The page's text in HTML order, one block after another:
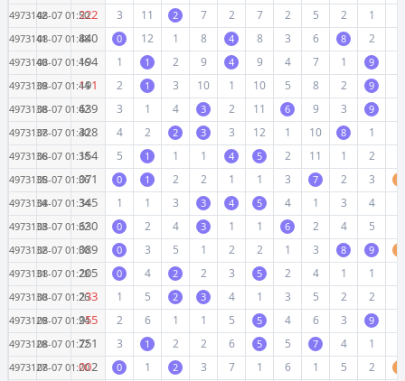
497314208-07 01:50
222 3 11 2 7 2 7 2 5 2 1
497314108-07 01:48
840 0 12 1 8 4 8 3 6 8 2
497314008-07 01:46
194 1 1 2 9 4 9 4 7 1 9
497313908-07 01:44
191 2 1 3 10 1 10 5 8 2 9
497313808-07 01:42
639 3 1 4 3 2 11 6 9 3 9
497313708-07 01:40
328 4 2 2 3 3 12 1 10 8 1
497313608-07 01:38
154 5 1 1 1 4 5 2 11 1 2
497313508-07 01:36
071 0 1 2 2 1 1 3 7 2 3
497313408-07 01:34
345 1 1 3 3 4 5 4 1 3 4
497313308-07 01:32
630 0 2 4 3 1 1 6 2 4 5
497313208-07 01:30
089 0 3 5 1 2 2 1 3 8 9
497313108-07 01:28
205 0 4 2 2 3 5 2 4 1 1
497313008-07 01:26
233 1 5 2 3 4 1 3 5 2 2
497312908-07 01:24
955 2 6 1 1 5 5 4 6 3 9
497312808-07 01:22
751 3 1 2 2 6 5 5 7 4 1
497312708-07 01:20
002 0 1 2 3 7 1 6 1 5 2